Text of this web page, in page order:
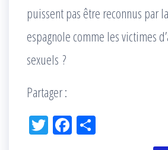
puissent pas être reconnus par
espagnole comme les victimes
sexuels ?
Partager :
Tw Fac